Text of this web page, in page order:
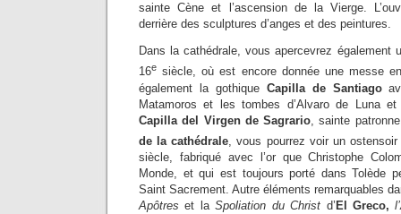
sainte Cène et l’ascension de la Vierge.
derrière des sculptures d’anges et des peintures.
Dans la cathédrale, vous apercevrez également
16e siècle, où est encore donnée une messe
également la gothique Capilla de Santiago
Matamoros et les tombes d’Alvaro de Luna
Capilla del Virgen de Sagrario , sainte
de la cathédrale, vous pourrez voir un
siècle, fabriqué avec l’or que Christophe
Monde, et qui est toujours porté dans Tolède
Saint Sacrement. Autre éléments remarquables
Apôtres et laSpoliation du Christ d’ El Greco,